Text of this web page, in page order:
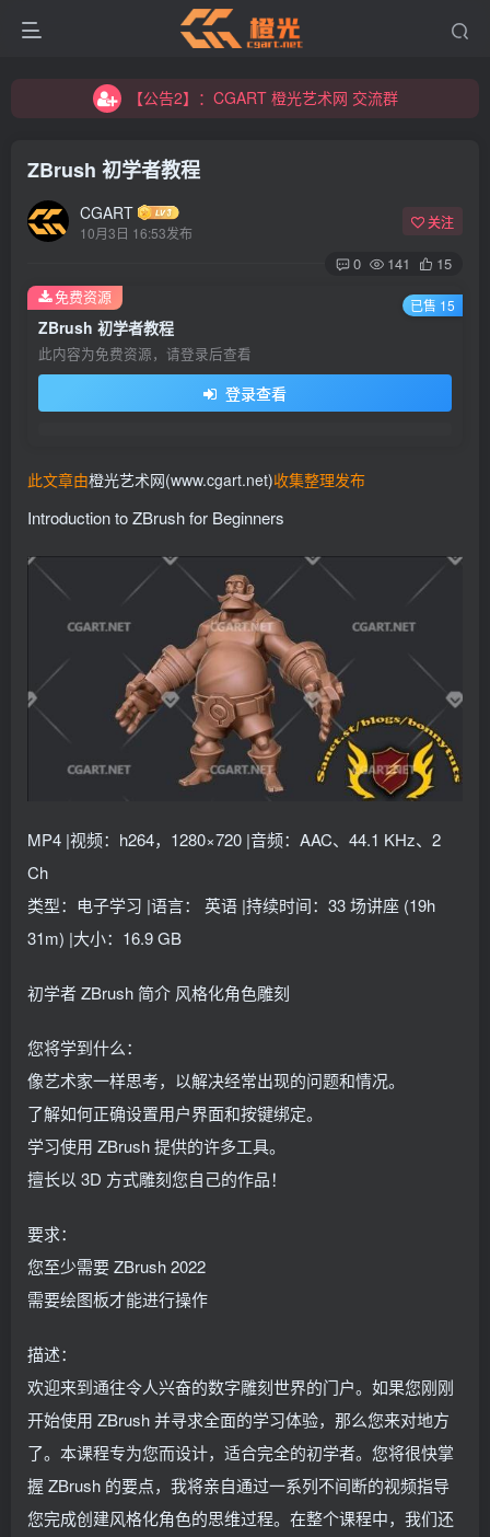
【公告2】：CGART 橙光艺术网 交流群
【公告2】：CGART 橙光艺术网 交流群
ZBrush 初学者教程
CGART
10月3日 16:53发布
关注
0 141 15
ZBrush 初学者教程
此内容为免费资源，请登录后查看
登录查看
免费资源 已售 15
此文章由橙光艺术网(www.cgart.net)收集整理发布
Introduction to ZBrush for Beginners
MP4 |视频：h264，1280×720 |音频：AAC、44.1 KHz、2
Ch
类型：电子学习 |语言： 英语 |持续时间：33 场讲座 (19h
31m) |大小：16.9 GB
初学者 ZBrush 简介 风格化角色雕刻
您将学到什么：
像艺术家一样思考，以解决经常出现的问题和情况。
了解如何正确设置用户界面和按键绑定。
学习使用 ZBrush 提供的许多工具。
擅长以 3D 方式雕刻您自己的作品！
要求：
您至少需要 ZBrush 2022
需要绘图板才能进行操作
描述：
欢迎来到通往令人兴奋的数字雕刻世界的门户。如果您刚刚
开始使用 ZBrush 并寻求全面的学习体验，那么您来对地方
了。本课程专为您而设计，适合完全的初学者。您将很快掌
握 ZBrush 的要点，我将亲自通过一系列不间断的视频指导
您完成创建风格化角色的思维过程。在整个课程中，我们还
登录
没有账号？立即注册
登录密码
记住登录
社交账号登录
QQ登录